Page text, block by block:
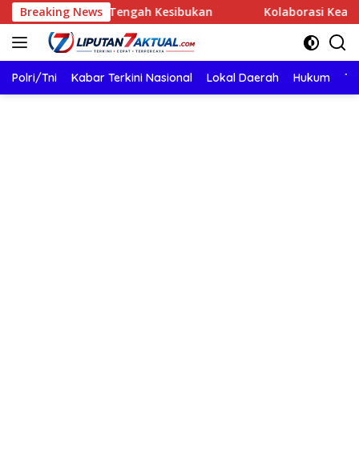
Langsung
ke
konten
Breaking News
di Tengah Kesibukan Kolaborasi Keamanan
Polri/Tni Kabar Terkini Nasional Lokal Daerah Hukum